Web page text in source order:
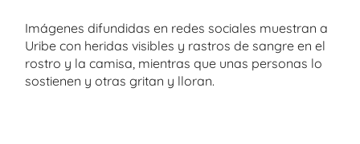
Imágenes difundidas en redes sociales muestran a
Uribe con heridas visibles y rastros de sangre en el
rostro y la camisa, mientras que unas personas lo
sostienen y otras gritan y lloran.